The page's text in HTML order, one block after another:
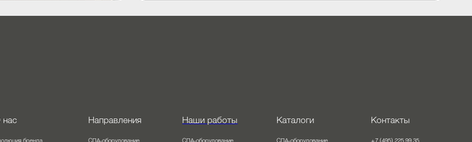
О нас Направления Наши работы Каталоги Контакты